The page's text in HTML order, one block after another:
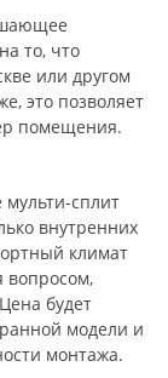
то, что
или другом
это позволяет
помещения.
сплит
внутренних
климат
вопросом,
будет
модели и
монтажа.